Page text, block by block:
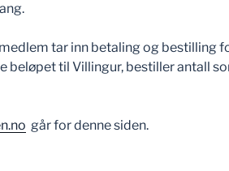
tar inn betaling og bestilling
beløpet til Villingur, bestiller antall
går for denne siden.